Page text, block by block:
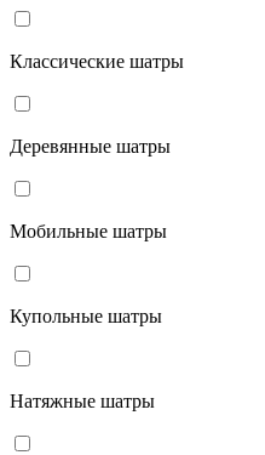
Классические шатры
Деревянные шатры
Мобильные шатры
Купольные шатры
Натяжные шатры